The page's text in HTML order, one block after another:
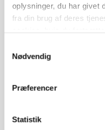
oplysninger, du har givet
fra din brug af deres
Nødvendig
Præferencer
Statistik